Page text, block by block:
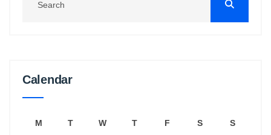
Calendar
M T W T F S S